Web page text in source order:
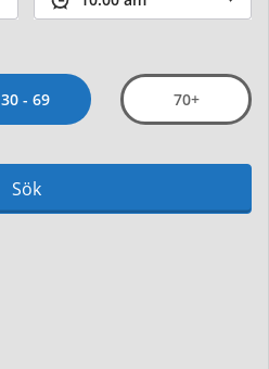
30 - 69 70+
Sök